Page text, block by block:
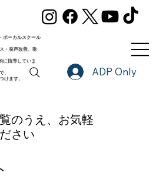
ボーカルスクール
・発声改善、歌
に指導していま
、
けます。
ADP Only
のうえ、お気軽
さい